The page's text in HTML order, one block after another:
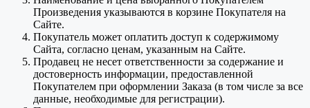
Произведения указываются в корзине Покупателя на
Сайте.
Покупатель может оплатить доступ к содержимому
Сайта, согласно ценам, указанным на Сайте.
Продавец не несет ответственности за содержание и
достоверность информации, предоставленной
Покупателем при оформлении Заказа (в том числе за все
данные, необходимые для регистрации).